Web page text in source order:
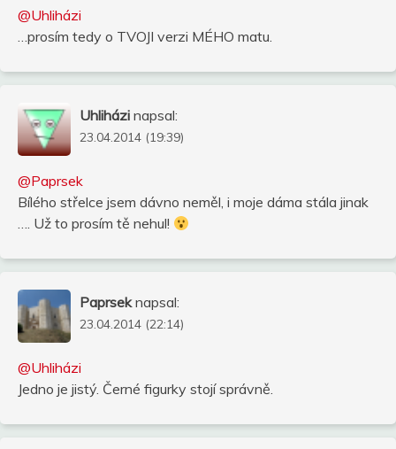
@Uhliházi
…prosím tedy o TVOJI verzi MÉHO matu.
Uhliházi napsal:
23.04.2014 (19:39)
@Paprsek
Bílého střelce jsem dávno neměl, i moje dáma stála jinak
…. Už to prosím tě nehul!
Paprsek napsal:
23.04.2014 (22:14)
@Uhliházi
Jedno je jistý. Černé figurky stojí správně.